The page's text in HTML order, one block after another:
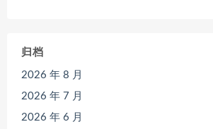
归档
2026 年 8 月
2026 年 7 月
2026 年 6 月